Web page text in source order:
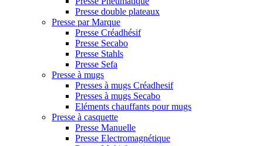
Presse double plateaux
Presse par Marque
Presse Créadhésif
Presse Secabo
Presse Stahls
Presse Sefa
Presse à mugs
Presses à mugs Créadhesif
Presses à mugs Secabo
Eléments chauffants pour mugs
Presse à casquette
Presse Manuelle
Presse Electromagnétique